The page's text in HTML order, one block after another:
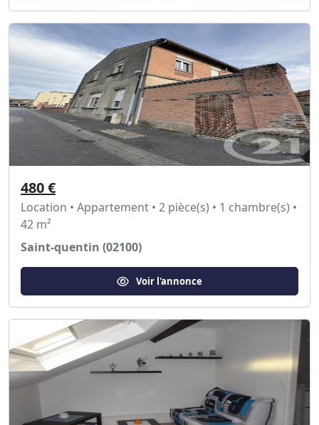
480 €
Location • Appartement • 2 pièce(s) • 1 chambre(s) •
42 m²
Saint-quentin (02100)
Voir l'annonce